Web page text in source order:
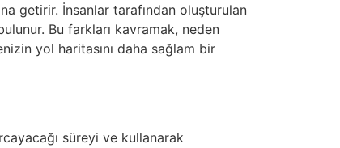
getirir. İnsanlar tarafından oluşturulan
Bu farkları kavramak, neden
yol haritasını daha sağlam bir
süreyi ve kullanarak